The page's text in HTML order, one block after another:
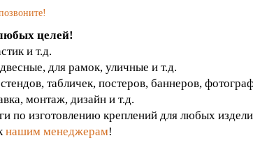
целей!
и т.д.
для рамок, уличные и т.д.
табличек, постеров, баннеров,
монтаж, дизайн и т.д.
по изготовлению креплений для любых
нашим менеджерам!